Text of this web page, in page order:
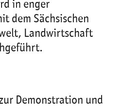
in enger
dem Sächsischen
Landwirtschaft
Demonstration und